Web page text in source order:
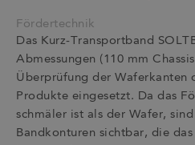
Fördertechnik
Das Kurz-Transportband
Abmessungen (110 mm
Überprüfung der Waferkanten
Produkte eingesetzt. Da das
schmäler ist als der Wafer,
Bandkonturen sichtbar, die